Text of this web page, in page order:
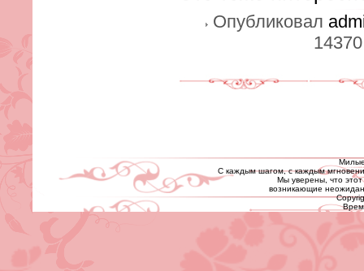
Опубликовал
С каждым шагом, с каждым
Мы уверены, что
возникающие